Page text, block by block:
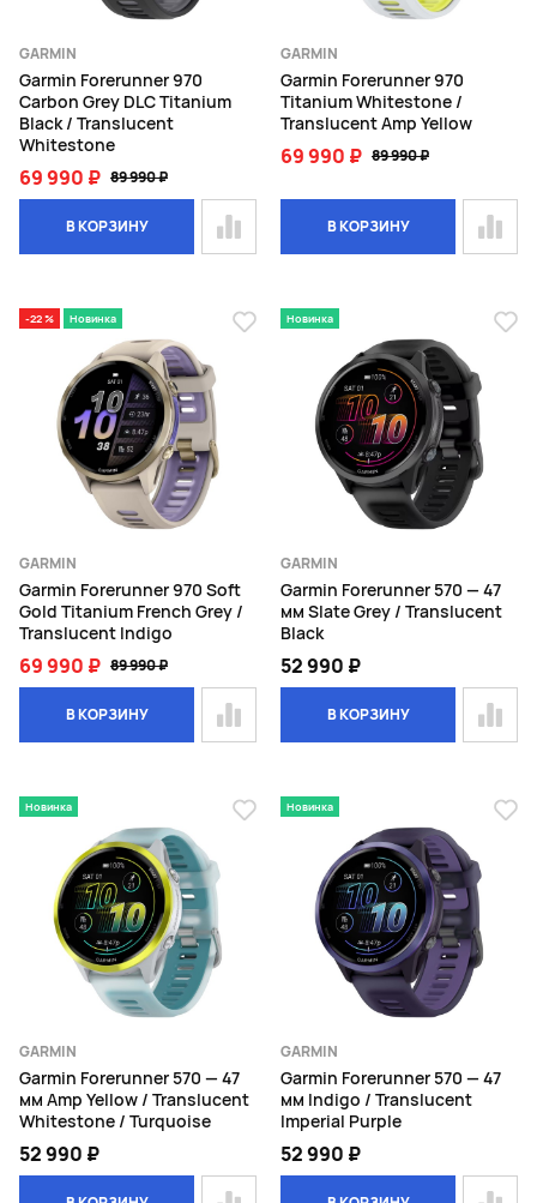
GARMIN
Garmin Forerunner 970
Carbon Grey DLC Titanium
Black / Translucent
Whitestone
69 990 ₽ 89 990 ₽
В КОРЗИНУ
GARMIN
Garmin Forerunner 970
Titanium Whitestone /
Translucent Amp Yellow
69 990 ₽ 89 990 ₽
В КОРЗИНУ
-22 % Новинка
GARMIN
Garmin Forerunner 970 Soft
Gold Titanium French Grey /
Translucent Indigo
69 990 ₽ 89 990 ₽
В КОРЗИНУ
Новинка
GARMIN
Garmin Forerunner 570 — 47
мм Slate Grey / Translucent
Black
52 990 ₽
В КОРЗИНУ
Новинка
GARMIN
Garmin Forerunner 570 — 47
мм Amp Yellow / Translucent
Whitestone / Turquoise
52 990 ₽
Новинка
GARMIN
Garmin Forerunner 570 — 47
мм Indigo / Translucent
Imperial Purple
52 990 ₽